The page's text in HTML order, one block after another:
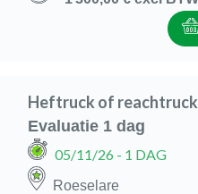
Heftruck of reachtruck
Evaluatie 1 dag
05/11/26 - 1 DAG
Roeselare